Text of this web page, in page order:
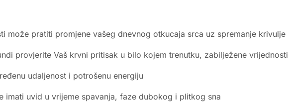
može pratiti promjene vašeg dnevnog otkucaja srca uz spremanje krivulje
provjerite Vaš krvni pritisak u bilo kojem trenutku, zabilježene
udaljenost i potrošenu energiju
imati uvid u vrijeme spavanja, faze dubokog i plitkog sna